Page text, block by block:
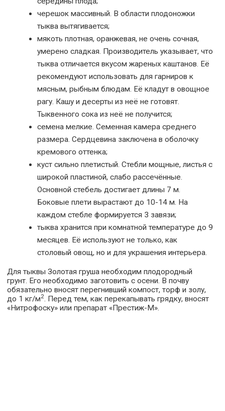
черешок массивный. В области плодоножки
тыква вытягивается;
мякоть плотная, оранжевая, не очень сочная,
умерено сладкая. Производитель указывает, что
тыква отличается вкусом жареных каштанов. Её
рекомендуют использовать для гарниров к
мясным, рыбным блюдам. Её кладут в овощное
рагу. Кашу и десерты из неё не готовят.
Тыквенного сока из неё не получится;
семена мелкие. Семенная камера среднего
размера. Сердцевина заключена в оболочку
кремового оттенка;
куст сильно плетистый. Стебли мощные, листья с
широкой пластиной, слабо рассечённые.
Основной стебель достигает длины 7 м.
Боковые плети вырастают до 10-14 м. На
каждом стебле формируется 3 завязи;
тыква хранится при комнатной температуре до 9
месяцев. Её используют не только, как
столовый овощ, но и для украшения интерьера.
Для тыквы Золотая груша необходим плодородный
грунт. Его необходимо заготовить с осени. В почву
обязательно вносят перегнивший компост, торф и золу,
до 1 кг/м2. Перед тем, как перекапывать грядку, вносят
«Нитрофоску» или препарат «Престиж-М».